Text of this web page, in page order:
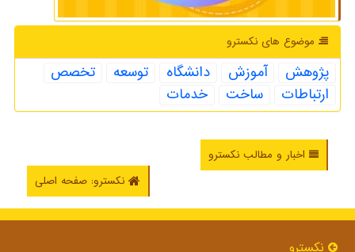
موضوع های نكسترو
پژوهش آموزش دانشگاه توسعه
تخصص
ارتباطات
ساخت خدمات
اخبار و مطالب نکسترو
نکسترو: صفحه اصلی